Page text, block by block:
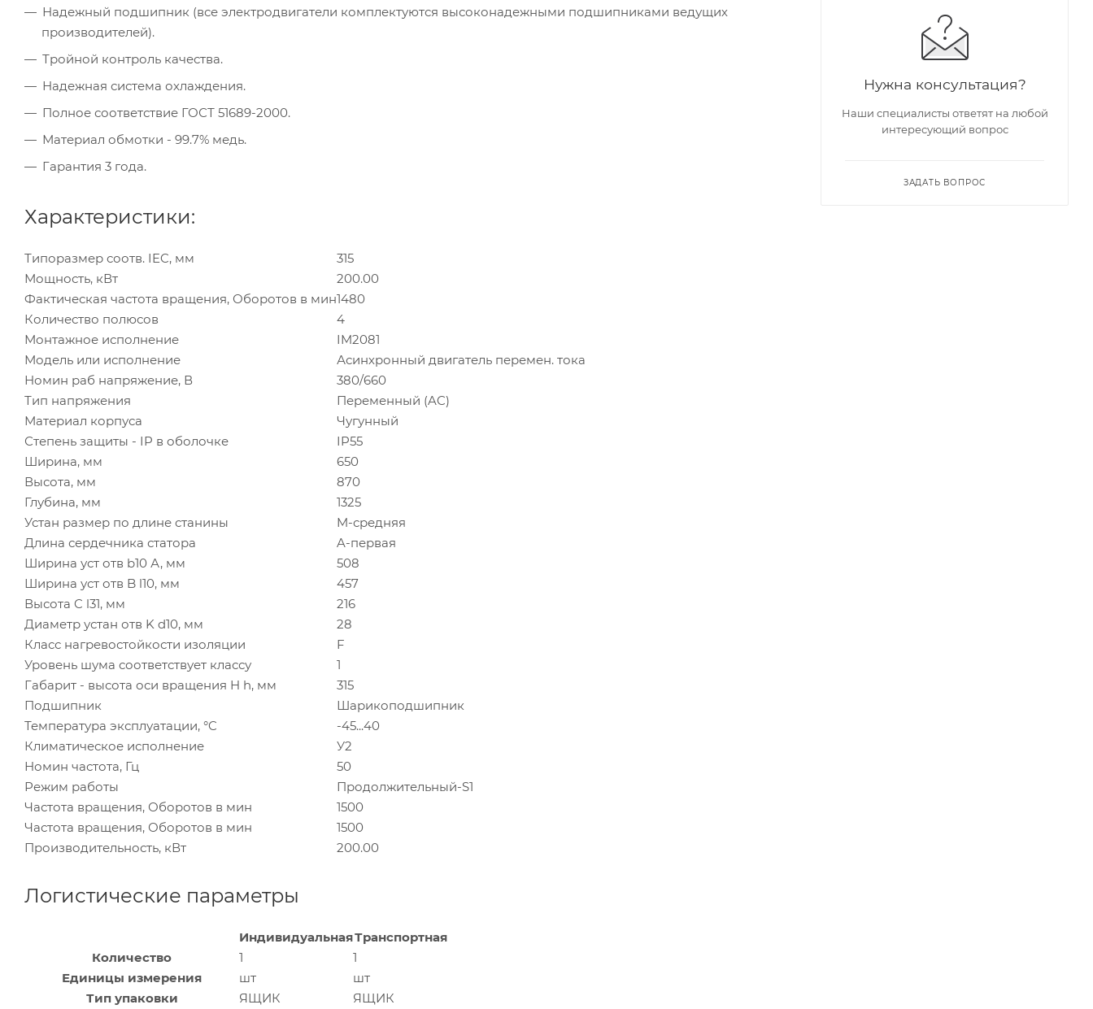
Надежный подшипник (все электродвигатели комплектуются высоконадежными подшипниками ведущих
производителей).
Тройной контроль качества.
Надежная система охлаждения.
Полное соответствие ГОСТ 51689-2000.
Материал обмотки - 99.7% медь.
Гарантия 3 года.
Характеристики:
Типоразмер соотв. IEC, мм
315
Мощность, кВт
200.00
Фактическая частота вращения, Оборотов в мин1480
Количество полюсов
4
Монтажное исполнение
IM2081
Модель или исполнение
Асинхронный двигатель перемен. тока
Номин раб напряжение, В
380/660
Тип напряжения
Переменный (AC)
Материал корпуса
Чугунный
Степень защиты - IP в оболочке
IP55
Ширина, мм
650
Высота, мм
870
Глубина, мм
1325
Устан размер по длине станины
M-средняя
Длина сердечника статора
A-первая
Ширина уст отв b10 А, мм
508
Ширина уст отв B l10, мм
457
Высота C l31, мм
216
Диаметр устан отв K d10, мм
28
Класс нагревостойкости изоляции
F
Уровень шума соответствует классу
1
Габарит - высота оси вращения H h, мм
315
Подшипник
Шарикоподшипник
Температура эксплуатации, °C
-45...40
Климатическое исполнение
У2
Номин частота, Гц
50
Режим работы
Продолжительный-S1
Частота вращения, Оборотов в мин
1500
Частота вращения, Оборотов в мин
1500
Производительность, кВт
200.00
Логистические параметры
ИндивидуальнаяТранспортная
Количество
1
1
Единицы измерения
шт
шт
Тип упаковки
ЯЩИК
ЯЩИК
Нужна консультация?
Наши специалисты ответят на любой
интересующий вопрос
ЗАДАТЬ ВОПРОС